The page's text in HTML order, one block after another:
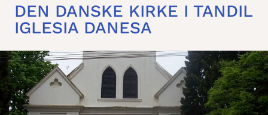
DEN DANSKE KIRKE I TANDIL
IGLESIA DANESA